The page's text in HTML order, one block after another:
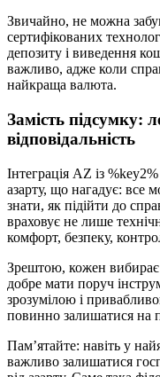
Звичайно, не можна
сертифікованих
депозиту і виведення
важливо, адже коли
найкраща валюта.
Замість підсумку:
відповідальність
Інтеграція AZ із
азарту, що нагадує: все
знати, як підійти до
враховує не лише
комфорт, безпеку,
Зрештою, кожен вибирає
добре мати поруч
зрозумілою і
повинно залишатися на
Пам’ятайте: навіть у
важливо залишатися